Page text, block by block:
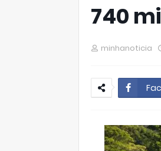
740
minhanoticia